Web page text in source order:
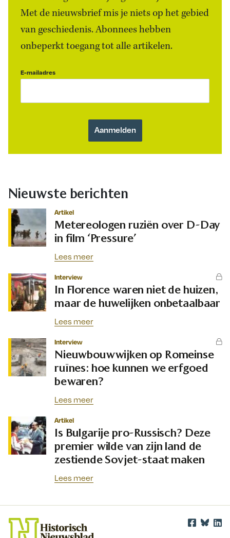
Met de nieuwsbrief mis je niets op het gebied
van geschiedenis. Abonnees hebben
onbeperkt toegang tot alle artikelen.
E-mailadres
Nieuwste berichten
Artikel
Metereologen ruziën over D-Day
in film ‘Pressure’
Lees meer
Interview
In Florence waren niet de huizen,
maar de huwelijken onbetaalbaar
Lees meer
Interview
Nieuwbouwwijken op Romeinse
ruïnes: hoe kunnen we erfgoed
bewaren?
Lees meer
Artikel
Is Bulgarije pro-Russisch? Deze
premier wilde van zijn land de
zestiende Sovjet-staat maken
Lees meer